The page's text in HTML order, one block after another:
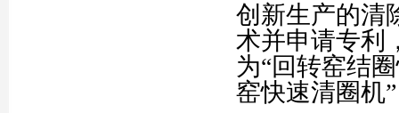
创新生产的清
术并申请专利
为“回转窑结
窑快速清圈机